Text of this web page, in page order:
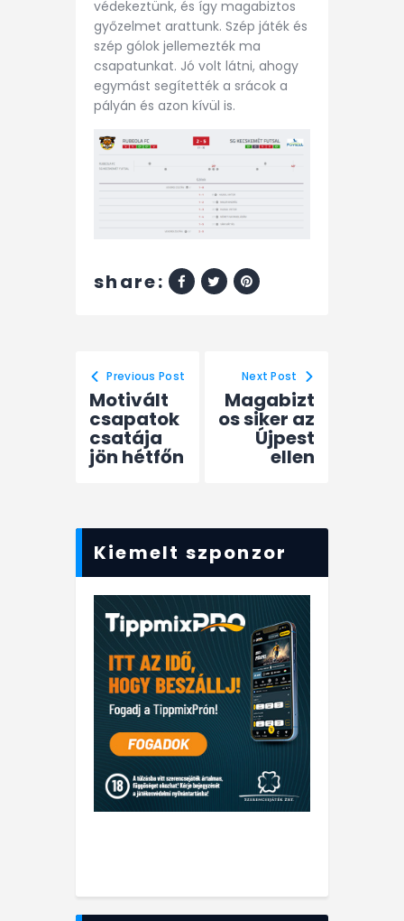
védekeztünk, és így magabiztos
győzelmet arattunk. Szép játék és
szép gólok jellemezték ma
csapatunkat. Jó volt látni, ahogy
egymást segítették a srácok a
pályán és azon kívül is.
share:
Previous Post
Motivált
csapatok
csatája
jön hétfőn
Next Post
Magabizt
os siker az
Újpest
ellen
Kiemelt szponzor